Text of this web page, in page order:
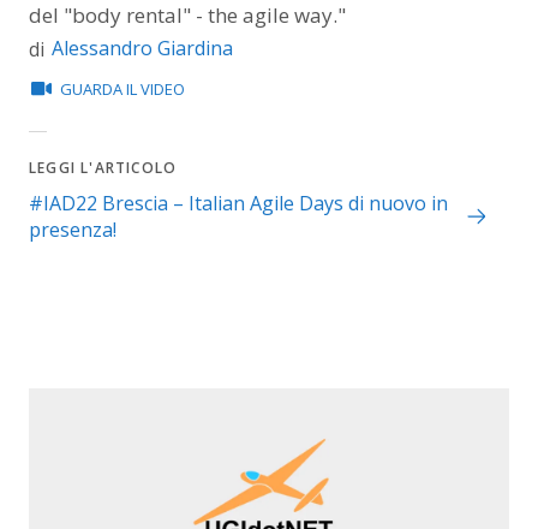
del "body rental" - the agile way."
di Alessandro Giardina
GUARDA IL VIDEO
LEGGI L'ARTICOLO
#IAD22 Brescia – Italian Agile Days di nuovo in
presenza!